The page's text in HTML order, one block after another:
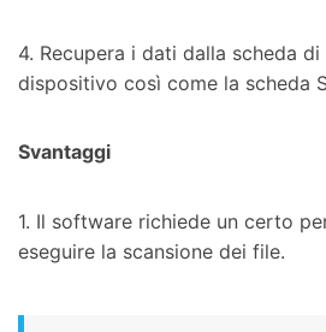
4. Recupera i dati dalla scheda
dispositivo così come la scheda
Svantaggi
1. Il software richiede un certo
eseguire la scansione dei file.